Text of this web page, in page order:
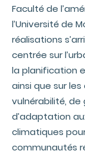
Faculté de
l’Université de
réalisations
centrée sur
la planification
ainsi que sur les
vulnérabilité,
d’adaptation
climatiques
communautés